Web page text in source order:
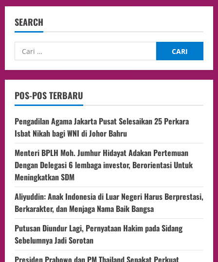
SEARCH
POS-POS TERBARU
Pengadilan Agama Jakarta Pusat Selesaikan 25 Perkara
Isbat Nikah bagi WNI di Johor Bahru
Menteri BPLH Moh. Jumhur Hidayat Adakan Pertemuan
Dengan Delegasi 6 lembaga investor, Berorientasi Untuk
Meningkatkan SDM
Aliyuddin: Anak Indonesia di Luar Negeri Harus Berprestasi,
Berkarakter, dan Menjaga Nama Baik Bangsa
Putusan Diundur Lagi, Pernyataan Hakim pada Sidang
Sebelumnya Jadi Sorotan